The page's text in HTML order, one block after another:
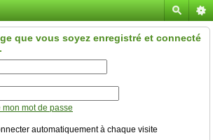
que vous soyez enregistré et connecté
mon mot de passe
automatiquement à chaque visite